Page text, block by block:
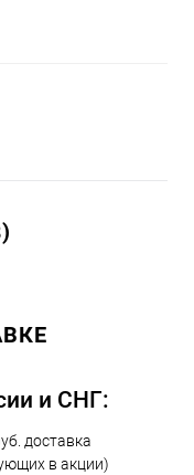
и СНГ:
доставка
в акции)